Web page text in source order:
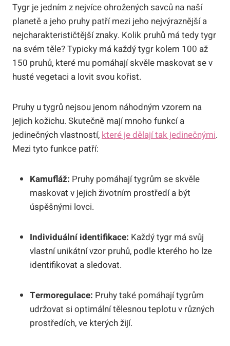
Tygr je jedním z nejvíce ohrožených savců na naší
planetě a jeho pruhy patří mezi jeho nejvýraznější a
nejcharakterističtější znaky. Kolik pruhů má tedy tygr
na svém těle? Typicky má každý tygr kolem 100 až
150 pruhů, které mu pomáhají skvěle maskovat se v
husté vegetaci a lovit svou kořist.
Pruhy u tygrů nejsou jenom náhodným vzorem na
jejich kožichu. Skutečně mají mnoho funkcí a
jedinečných vlastností, které je dělají tak jedinečnými.
Mezi tyto funkce patří:
Kamufláž: Pruhy pomáhají tygrům se skvěle
maskovat v jejich životním prostředí a být
úspěšnými lovci.
Individuální identifikace: Každý tygr má svůj
vlastní unikátní vzor pruhů, podle kterého ho lze
identifikovat a sledovat.
Termoregulace: Pruhy také pomáhají tygrům
udržovat si optimální tělesnou teplotu v různých
prostředích, ve kterých žijí.